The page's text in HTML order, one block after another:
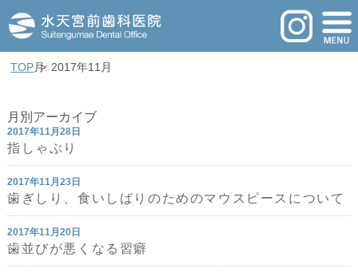
TOP月: 2017年11月
月別アーカイブ
2017年11月28日
指しゃぶり
2017年11月23日
歯ぎしり、食いしばりのためのマウスピースについて
2017年11月20日
歯並びが悪くなる習癖